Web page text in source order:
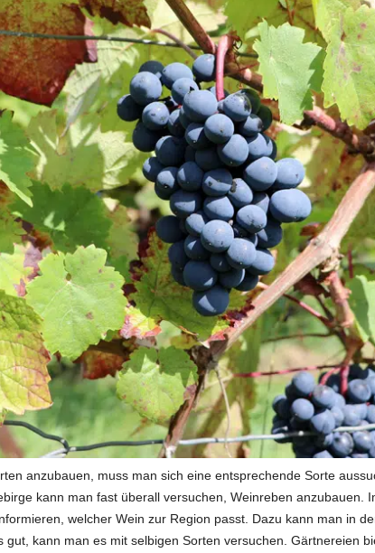
n
d
a
l
o
g
.
anzubauen, muss man sich eine entsprechende Sorte
kann man fast überall versuchen, Weinreben anzubauen.
welcher Wein zur Region passt. Dazu kann man in
kann man es mit selbigen Sorten versuchen. Gärtnereien